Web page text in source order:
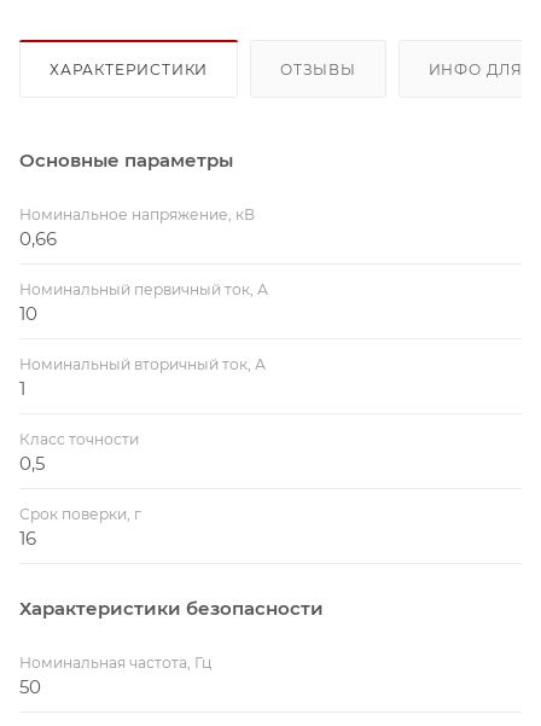
ХАРАКТЕРИСТИКИ ОТЗЫВЫ ИНФО ДЛЯ
Основные параметры
Номинальное напряжение, кВ
0,66
Номинальный первичный ток, А
10
Номинальный вторичный ток, А
1
Класс точности
0,5
Срок поверки, г
16
Характеристики безопасности
Номинальная частота, Гц
50